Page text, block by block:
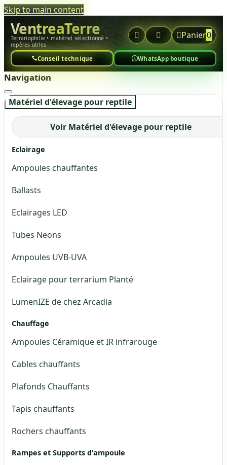
Skip to main content
VentreaTerre
Terrariophilie • matériel sélectionné •
repères utiles
  Panier0
Conseil technique WhatsApp boutique
Navigation
Matériel d'élevage pour reptile
Voir Matériel d'élevage pour reptile
Eclairage
Ampoules chauffantes
Ballasts
Eclairages LED
Tubes Neons
Ampoules UVB-UVA
Eclairage pour terrarium Planté
LumenIZE de chez Arcadia
Chauffage
Ampoules Céramique et IR infrarouge
Cables chauffants
Plafonds Chauffants
Tapis chauffants
Rochers chauffants
Rampes et Supports d'ampoule